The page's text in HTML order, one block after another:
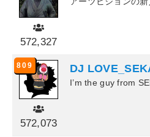
572,327
809
572,073
DJ
I’m the guy from